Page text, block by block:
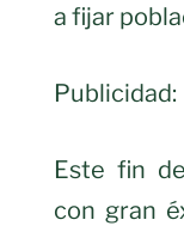
a fijar
Publicidad:
Este fin
con gran